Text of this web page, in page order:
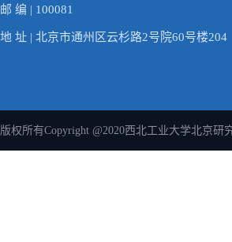
邮 编 | 100081
地 址 | 北京市通州区云杉路2号院60号楼204
版权所有Copyright @2020西北工业大学北京研